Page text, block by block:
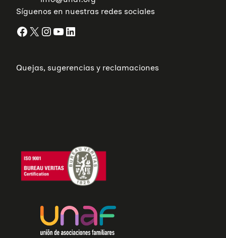
Síguenos en nuestras redes sociales
Facebook X InstagramYouTube LinkedIn
Quejas, sugerencias y reclamaciones